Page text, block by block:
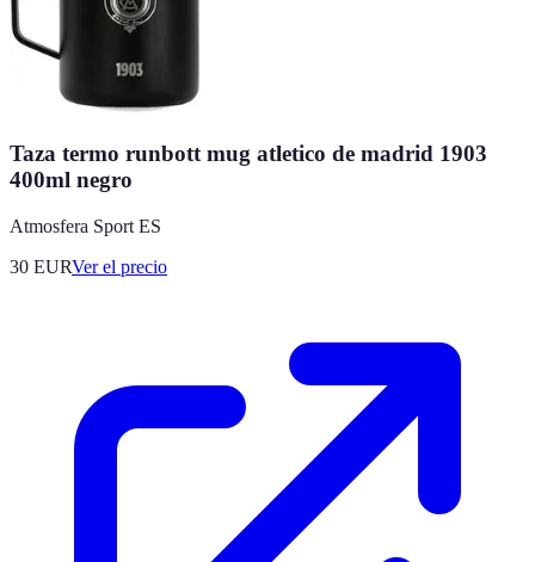
Taza termo runbott mug atletico de madrid 1903
400ml negro
Atmosfera Sport ES
30 EURVer el precio